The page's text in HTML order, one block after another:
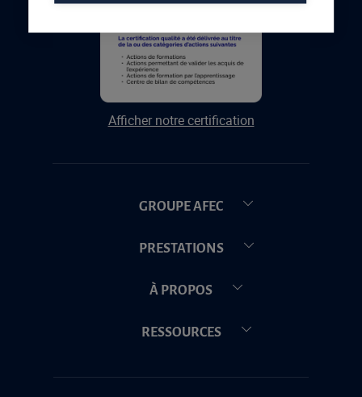
Afficher notre certification
GROUPE AFEC
PRESTATIONS
À PROPOS
RESSOURCES